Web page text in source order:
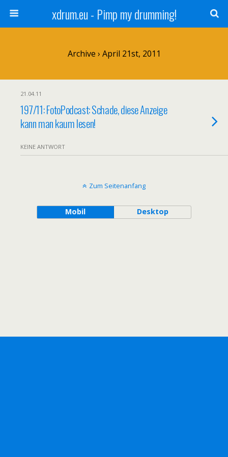
xdrum.eu - Pimp my drumming!
Archive › April 21st, 2011
21.04.11
197/11: FotoPodcast: Schade, diese Anzeige
kann man kaum lesen!
KEINE ANTWORT
Zum Seitenanfang
Mobil Desktop